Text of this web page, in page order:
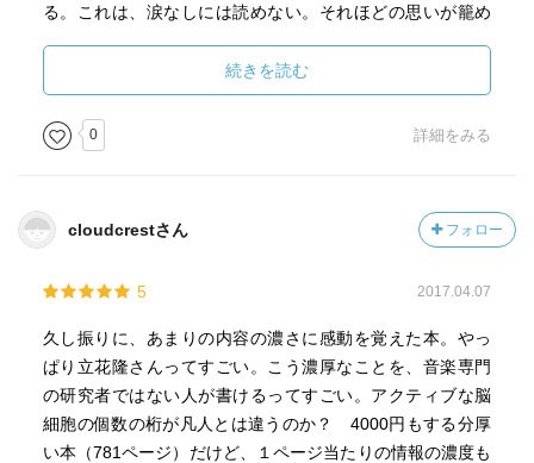
る。これは、涙なしには読めない。それほどの思いが籠め
武満徹その人、そしてその音楽を愛する人、さらには現代
音楽を愛する人、いや現代音楽を含めたクラシック音楽を
あまり聴かない人にも、ぜひ読んでほしい。人が生きると
いうことはどういうことか、ということがこの本には書い
続きを読む
0 詳細をみる
cloudcrestさん フォロー
5 2017.04.07
久し振りに、あまりの内容の濃さに感動を覚えた本。やっ
ぱり立花隆さんってすごい。こう濃厚なことを、音楽専門
の研究者ではない人が書けるってすごい。アクティブな脳
細胞の個数の桁が凡人とは違うのか？ 4000円もする分厚
い本（781ページ）だけど、１ページ当たりの情報の濃度も